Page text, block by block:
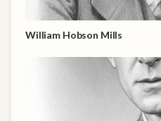
William Hobson Mills